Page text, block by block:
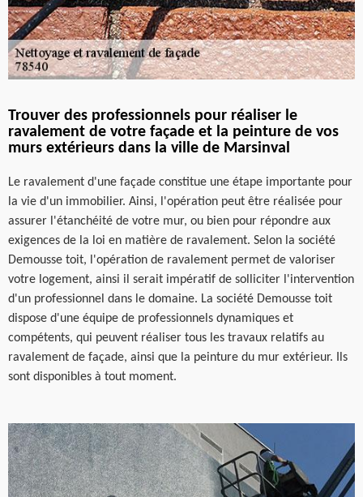
Trouver des professionnels pour réaliser le
ravalement de votre façade et la peinture de vos
murs extérieurs dans la ville de Marsinval
Le ravalement d'une façade constitue une étape importante pour
la vie d'un immobilier. Ainsi, l'opération peut être réalisée pour
assurer l'étanchéité de votre mur, ou bien pour répondre aux
exigences de la loi en matière de ravalement. Selon la société
Demousse toit, l'opération de ravalement permet de valoriser
votre logement, ainsi il serait impératif de solliciter l'intervention
d'un professionnel dans le domaine. La société Demousse toit
dispose d'une équipe de professionnels dynamiques et
compétents, qui peuvent réaliser tous les travaux relatifs au
ravalement de façade, ainsi que la peinture du mur extérieur. Ils
sont disponibles à tout moment.